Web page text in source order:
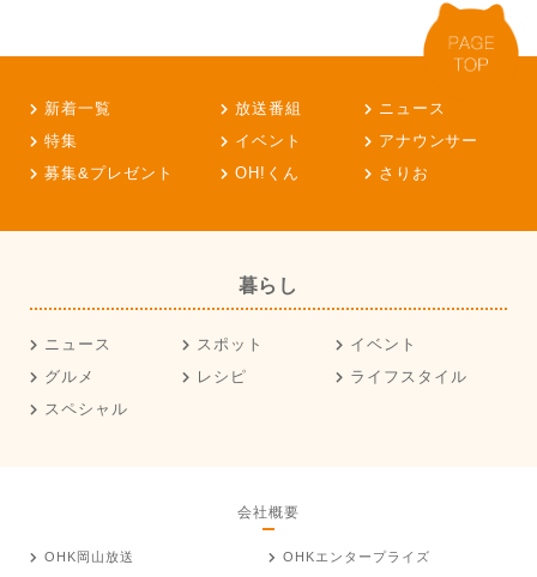
新着一覧 放送番組
ニュース
特集
イベント
アナウンサー
募集&プレゼント
OH!くん さりお
暮らし
ニュース スポット
イベント
グルメ
レシピ
ライフスタイル
スペシャル
会社概要
OHK岡山放送
OHKエンタープライズ